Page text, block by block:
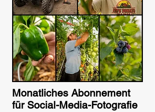
Monatliches Abonnement
für Social-Media-Fotografie